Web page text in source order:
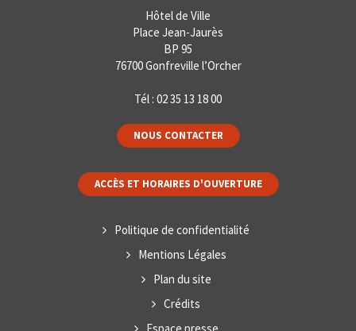
Hôtel de Ville
Place Jean-Jaurès
BP 95
76700 Gonfreville l’Orcher
Tél : 02 35 13 18 00
NOUS CONTACTER
ACCÈS ET HORAIRES D'OUVERTURE
Politique de confidentialité
Mentions Légales
Plan du site
Crédits
Espace presse